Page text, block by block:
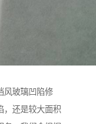
风玻璃凹陷修
，还是较大面积